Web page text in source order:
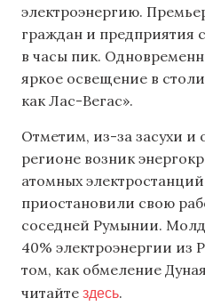
электроэнергию.
граждан и предприятия
в часы пик.
яркое освещение в
как Лас-Вегас».
Отметим, из-за засухи и
регионе возник
атомных
приостановили свою
соседней Румынии.
40% электроэнергии из
том, как обмеление
читайте здесь.